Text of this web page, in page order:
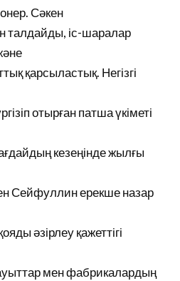
Сәкен
талдайды, іс-шаралар
қарсыластық. Негізгі
отырған патша үкіметі
кезеңінде жылғы
Сейфуллин ерекше назар
әзірлеу қажеттігі
мен фабрикалардың